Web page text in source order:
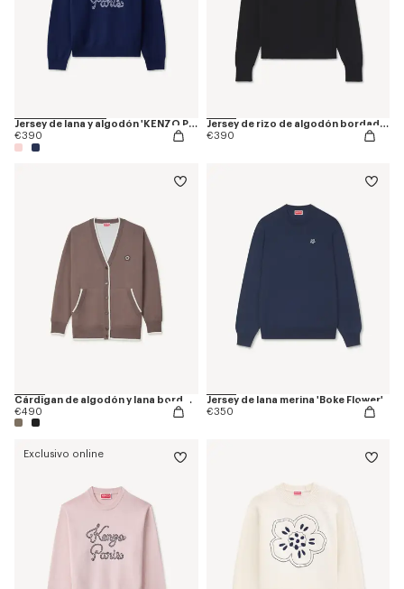
Jersey de lana y algodón 'KENZO Paris Chainstitch'
€390
Jersey de rizo de algodón bordada 'KENZO Tulip'
€390
Cárdigan de algodón y lana bordado 'Boke Flower 2.0'
€490
Jersey de lana merina 'Boke Flower'
€350
Exclusivo online